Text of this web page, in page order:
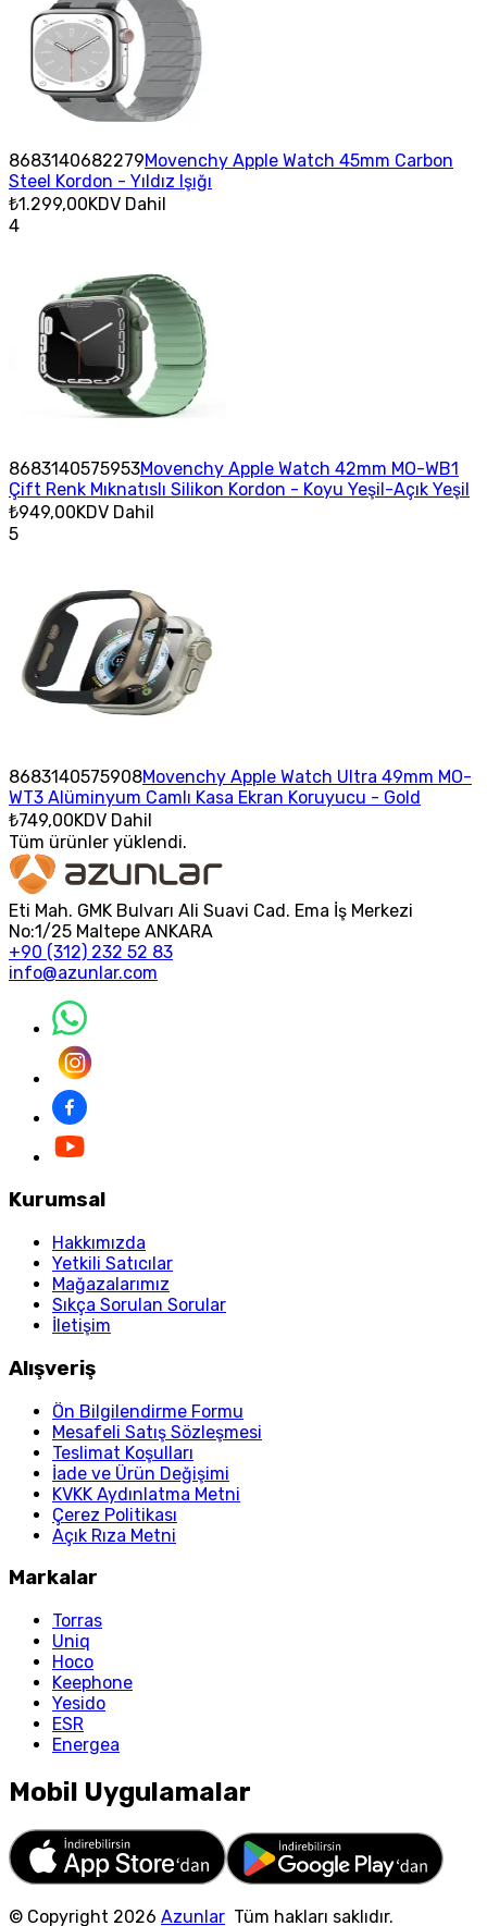
8683140682279Movenchy Apple Watch 45mm Carbon
Steel Kordon - Yıldız Işığı
₺1.299,00KDV Dahil
4
8683140575953Movenchy Apple Watch 42mm MO-WB1
Çift Renk Mıknatıslı Silikon Kordon - Koyu Yeşil-Açık Yeşil
₺949,00KDV Dahil
5
8683140575908Movenchy Apple Watch Ultra 49mm MO-
WT3 Alüminyum Camlı Kasa Ekran Koruyucu - Gold
₺749,00KDV Dahil
Tüm ürünler yüklendi.
Eti Mah. GMK Bulvarı Ali Suavi Cad. Ema İş Merkezi
No:1/25 Maltepe ANKARA
+90 (312) 232 52 83
info@azunlar.com
Kurumsal
Hakkımızda
Yetkili Satıcılar
Mağazalarımız
Sıkça Sorulan Sorular
İletişim
Alışveriş
Ön Bilgilendirme Formu
Mesafeli Satış Sözleşmesi
Teslimat Koşulları
İade ve Ürün Değişimi
KVKK Aydınlatma Metni
Çerez Politikası
Açık Rıza Metni
Markalar
Torras
Uniq
Hoco
Keephone
Yesido
ESR
Energea
Mobil Uygulamalar
© Copyright 2026 Azunlar Tüm hakları saklıdır.